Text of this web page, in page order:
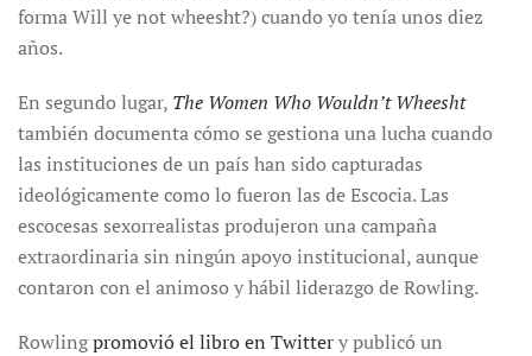
forma Will ye not wheesht?) cuando yo tenía unos diez
años.
En segundo lugar, The Women Who Wouldn’t Wheesht
también documenta cómo se gestiona una lucha cuando
las instituciones de un país han sido capturadas
ideológicamente como lo fueron las de Escocia. Las
escocesas sexorrealistas produjeron una campaña
extraordinaria sin ningún apoyo institucional, aunque
contaron con el animoso y hábil liderazgo de Rowling.
Rowlingpromovió el libro en Twittery publicó un